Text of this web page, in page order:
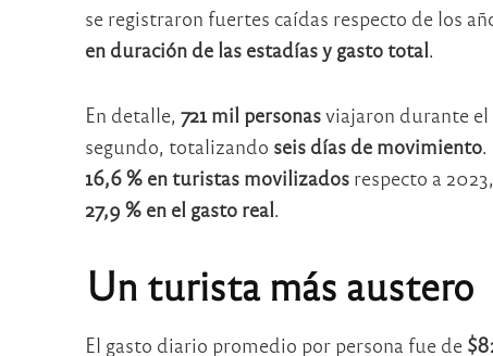
se registraron fuertes caídas respecto de los
en duración de las estadías y gasto total.
En detalle, 721 mil personasviajaron durante
segundo, totalizando seis días de movimiento.
16,6 % en turistas movilizadosrespecto a
27,9 % en el gasto real.
Un turista más austero
El gasto diario promedio por persona fue de